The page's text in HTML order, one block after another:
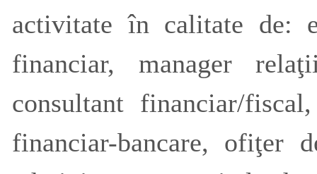
activitate în calitate de:
financiar, manager
consultant financiar/
financiar-bancare, ofiţer